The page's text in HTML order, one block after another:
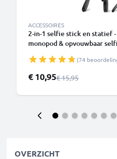
ACCESSOIRES
2-in-1 selfie stick en statief
monopod & opvouwbaar
- compatibel met iPhone,
Zwart
(74
Speciale prijs
€ 10,95Normale prijs
€ 15,95
OVERZICHT